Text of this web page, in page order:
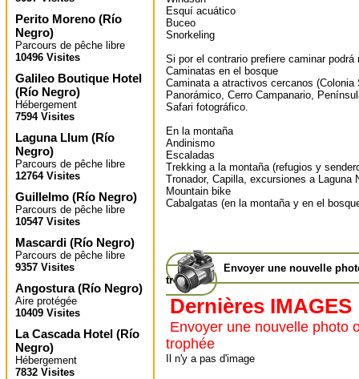
Perito Moreno (Río
Negro)
Parcours de pêche libre
10496 Visites
Galileo Boutique Hotel
(Río Negro)
Hébergement
7594 Visites
Laguna Llum (Río
Negro)
Parcours de pêche libre
12764 Visites
Guillelmo (Río Negro)
Parcours de pêche libre
10547 Visites
Mascardi (Río Negro)
Parcours de pêche libre
9357 Visites
Angostura(Río Negro)
Aire protégée
10409 Visites
La Cascada Hotel (Río
Negro)
Hébergement
7832 Visites
Esquí acuático
Buceo
Snorkeling
Si por el contrario prefiere caminar podrá
Caminatas en el bosque
Caminata a atractivos cercanos (Colonia
Panorámico, Cerro Campanario,
Safari fotográfico.
En la montaña
Andinismo
Escaladas
Trekking a la montaña (refugios y
Tronador, Capilla, excursiones a Laguna
Mountain bike
Cabalgatas (en la montaña y en el
Envoyer une nouvelle
trophée
Dernières IMAGES
Envoyer une nouvelle photo
trophée
Il n'y a pas d'image